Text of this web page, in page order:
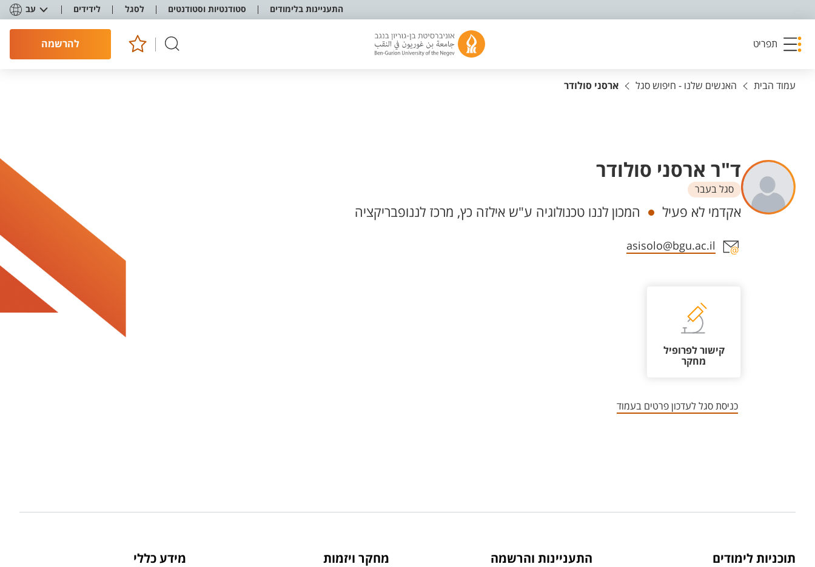
התעניינות בלימודים סטודנטיות וסטודנטים לסגל לידידים עב
תפריט להרשמה
עמוד הבית האנשים שלנו - חיפוש סגל ארסני סולודר
ד"ר ארסני סולודר
סגל בעבר
יחידות
אקדמי לא פעיל המכון לננו טכנולוגיה ע"ש אילזה כץ, מרכז לננופבריקציה
אזור צור קשר עם איש הסגל
asisolo@bgu.ac.il
קישור לפרופיל
מחקר
כניסת סגל לעדכון פרטים בעמוד
תוכניות לימודים התעניינות והרשמה מחקר ויזמות מידע כללי